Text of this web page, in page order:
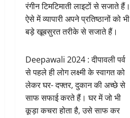
रंगीन टिमटिमाती लाइटों से सजाते हैं।
ऐसे में व्यापारी अपने प्रतिष्ठानों को भी
बड़े खूबसुरत तरीके से सजाते हैं।
Deepawali 2024 : दीपावली पर्व
से पहले ही लोग लक्ष्मी के स्वागत को
लेकर घर- दफ्तर, दुकान की अच्छे से
साफ सफाई करते हैं। घर में जो भी
कूड़ा कचरा होता है, उसे साफ कर